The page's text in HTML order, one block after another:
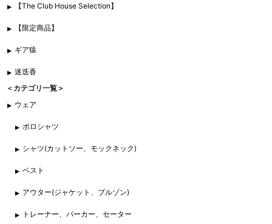
【The Club House Selection】
【限定商品】
ギア猿
迷迭香
＜カテゴリ一覧＞
ウェア
ポロシャツ
シャツ(カットソー、モックネック)
ベスト
アウター(ジャケット、ブルゾン)
トレーナー、パーカー、セーター